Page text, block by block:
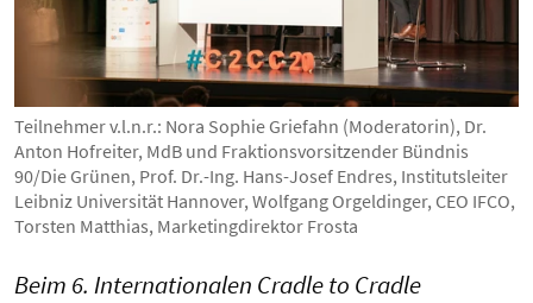
Teilnehmer v.l.n.r.: Nora Sophie Griefahn (Moderatorin), Dr.
Anton Hofreiter, MdB und Fraktionsvorsitzender Bündnis
90/Die Grünen, Prof. Dr.-Ing. Hans-Josef Endres, Institutsleiter
Leibniz Universität Hannover, Wolfgang Orgeldinger, CEO IFCO,
Torsten Matthias, Marketingdirektor Frosta
Beim 6. Internationalen Cradle to Cradle